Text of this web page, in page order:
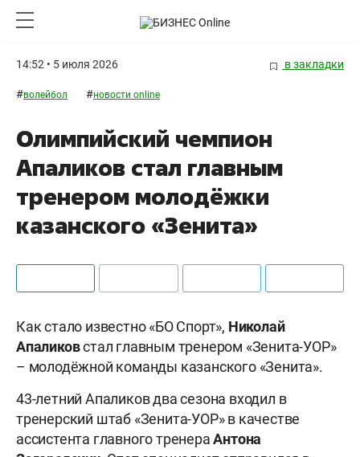
14:52 • 5 июля 2026 в закладки
#волейбол #новости online
Олимпийский чемпион
Апаликов стал главным
тренером молодёжки
казанского «Зенита»
Как стало известно «БО Спорт», Николай
Апаликовстал главным тренером «Зенита-УОР»
– молодёжной команды казанского «Зенита».
43-летний Апаликов два сезона входил в
тренерский штаб «Зенита-УОР» в качестве
ассистента главного тренераАнтона